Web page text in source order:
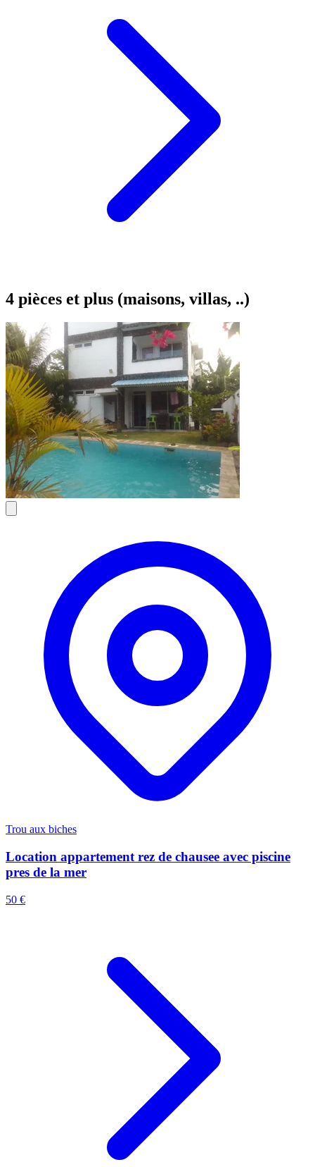
4 pièces et plus (maisons, villas, ..)
Trou aux biches
Location appartement rez de chausee avec piscine
pres de la mer
50 €